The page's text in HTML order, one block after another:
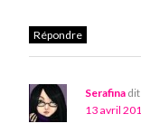
Répondre
Serafina dit
13 avril